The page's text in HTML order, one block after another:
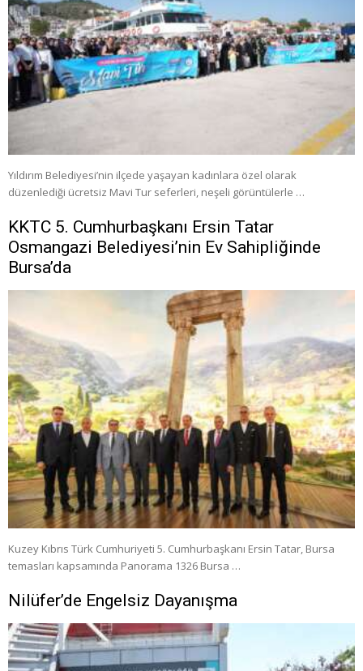
Yıldırım Belediyesi’nin ilçede yaşayan kadınlara özel olarak
düzenlediği ücretsiz Mavi Tur seferleri, neşeli görüntülerle …
KKTC 5. Cumhurbaşkanı Ersin Tatar
Osmangazi Belediyesi’nin Ev Sahipliğinde
Bursa’da
Kuzey Kıbrıs Türk Cumhuriyeti 5. Cumhurbaşkanı Ersin Tatar, Bursa
temasları kapsamında Panorama 1326 Bursa …
Nilüfer’de Engelsiz Dayanışma